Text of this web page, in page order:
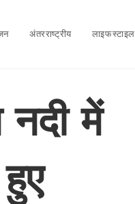
अंतरराष्ट्रीय लाइफस्टाइल
नदी में